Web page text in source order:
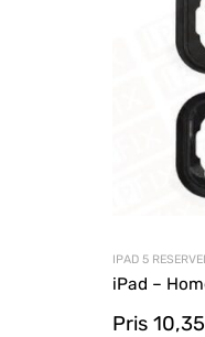
IPAD 5
iPad –
Pris 10,35